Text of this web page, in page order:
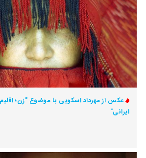
عکس از مهرداد اسکویی با موضوع "زن؛
ایرانی"